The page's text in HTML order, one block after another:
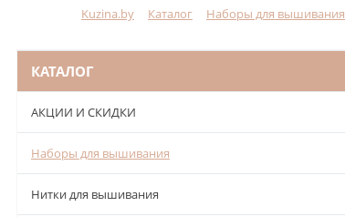
Kuzina.by Каталог Наборы для вышивания
КАТАЛОГ
АКЦИИ И СКИДКИ
Наборы для вышивания
Нитки для вышивания